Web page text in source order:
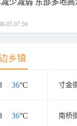
少减弱 东部多地
05 07:56
乡镇
/ 36°C 寸金
/ 36°C 南桥